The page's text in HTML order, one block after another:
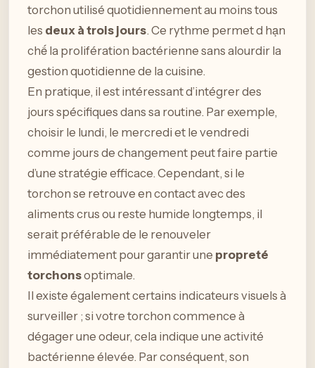
torchon utilisé quotidiennement au moins tous
les deux à trois jours. Ce rythme permet d hạn
chế la prolifération bactérienne sans alourdir la
gestion quotidienne de la cuisine.
En pratique, il est intéressant d’intégrer des
jours spécifiques dans sa routine. Par exemple,
choisir le lundi, le mercredi et le vendredi
comme jours de changement peut faire partie
d’une stratégie efficace. Cependant, si le
torchon se retrouve en contact avec des
aliments crus ou reste humide longtemps, il
serait préférable de le renouveler
immédiatement pour garantir une propreté
torchonsoptimale.
Il existe également certains indicateurs visuels à
surveiller ; si votre torchon commence à
dégager une odeur, cela indique une activité
bactérienne élevée. Par conséquent, son